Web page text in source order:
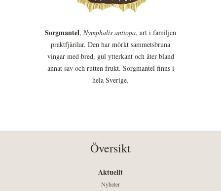
Sorgmantel, Nymphalis antiopa, art i familjen
praktfjärilar. Den har mörkt sammetsbruna
vingar med bred, gul ytterkant och äter bland
annat sav och rutten frukt. Sorgmantel finns i
hela Sverige.
Översikt
Aktuellt
Nyheter